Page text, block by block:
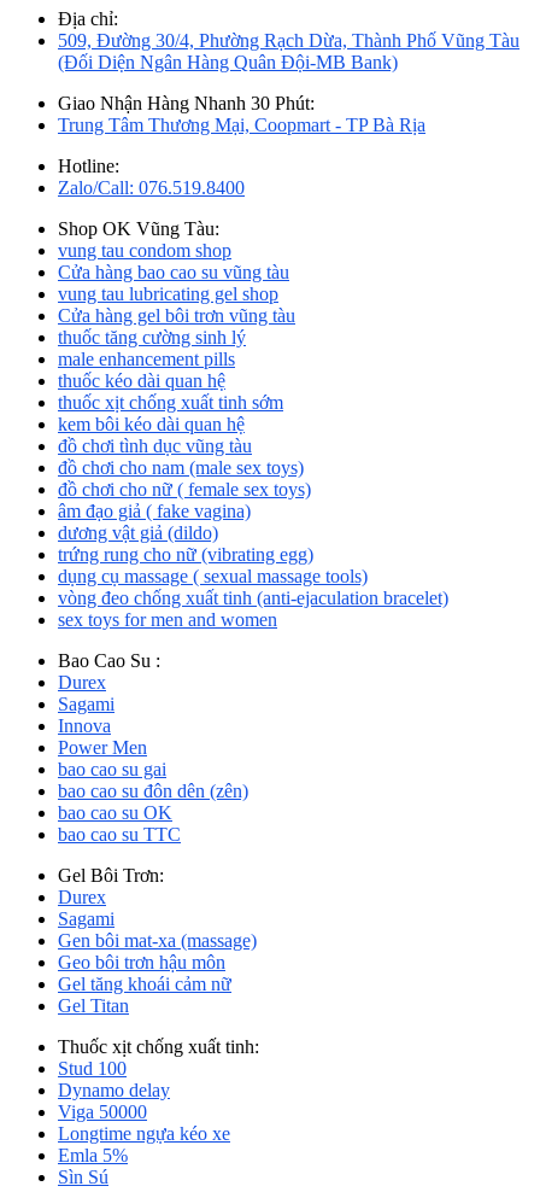
Địa chỉ:
509, Đường 30/4, Phường Rạch Dừa, Thành Phố Vũng Tàu
(Đối Diện Ngân Hàng Quân Đội-MB Bank)
Giao Nhận Hàng Nhanh 30 Phút:
Trung Tâm Thương Mại, Coopmart - TP Bà Rịa
Hotline:
Zalo/Call: 076.519.8400
Shop OK Vũng Tàu:
vung tau condom shop
Cửa hàng bao cao su vũng tàu
vung tau lubricating gel shop
Cửa hàng gel bôi trơn vũng tàu
thuốc tăng cường sinh lý
male enhancement pills
thuốc kéo dài quan hệ
thuốc xịt chống xuất tinh sớm
kem bôi kéo dài quan hệ
đồ chơi tình dục vũng tàu
đồ chơi cho nam (male sex toys)
đồ chơi cho nữ ( female sex toys)
âm đạo giả ( fake vagina)
dương vật giả (dildo)
trứng rung cho nữ (vibrating egg)
dụng cụ massage ( sexual massage tools)
vòng đeo chống xuất tinh (anti-ejaculation bracelet)
sex toys for men and women
Bao Cao Su :
Durex
Sagami
Innova
Power Men
bao cao su gai
bao cao su đôn dên (zên)
bao cao su OK
bao cao su TTC
Gel Bôi Trơn:
Durex
Sagami
Gen bôi mat-xa (massage)
Geo bôi trơn hậu môn
Gel tăng khoái cảm nữ
Gel Titan
Thuốc xịt chống xuất tinh:
Stud 100
Dynamo delay
Viga 50000
Longtime ngựa kéo xe
Emla 5%
Sìn Sú